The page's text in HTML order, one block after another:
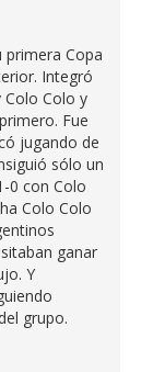
primera Copa
Integró
Colo Colo y
Fue
jugando de
sólo un
0 con Colo
Colo Colo
ganar
Y
grupo.